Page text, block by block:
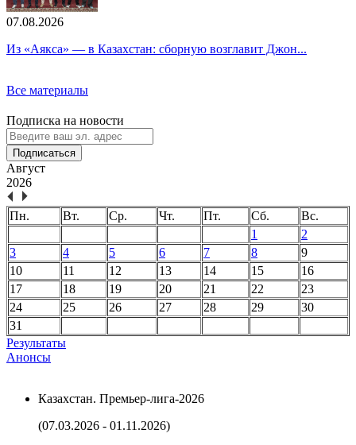
07.08.2026
Из «Аякса» — в Казахстан: сборную возглавит Джон...
Все материалы
Подписка на новости
Подписаться
Август
2026
Пн. Вт. Ср. Чт. Пт. Сб.
Вс.
1
2
3
4 5 6 7 8
9
10
11 12 13 14 15
16
17
18 19 20 21 22
23
24
25 26 27 28 29
30
31
Результаты
Анонсы
Казахстан. Премьер-лига-2026
(07.03.2026 - 01.11.2026)